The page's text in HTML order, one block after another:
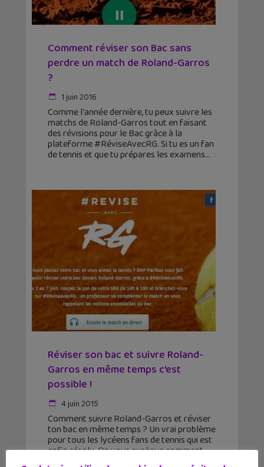
Comment réviser son Bac sans
perdre un match de Roland-Garros
?
1 juin 2016
Comme l'année dernière, tu peux suivre les
matchs de Roland-Garros tout en faisant
des révisions pour le Bac grâce à la
plateforme #RéviseAvecRG. Si tu es un fan
de tennis et que tu prépares les examens
Réviser son bac et suivre Roland-
Garros en même temps c’est
possible !
4 juin 2015
Comment suivre Roland-Garros et réviser
ton bac en même temps ? Un vrai problème
pour tous les lycéens fans de tennis qui est
enfin résolu. On vous explique comment
faire. Pour pouvoir continuer à regarder